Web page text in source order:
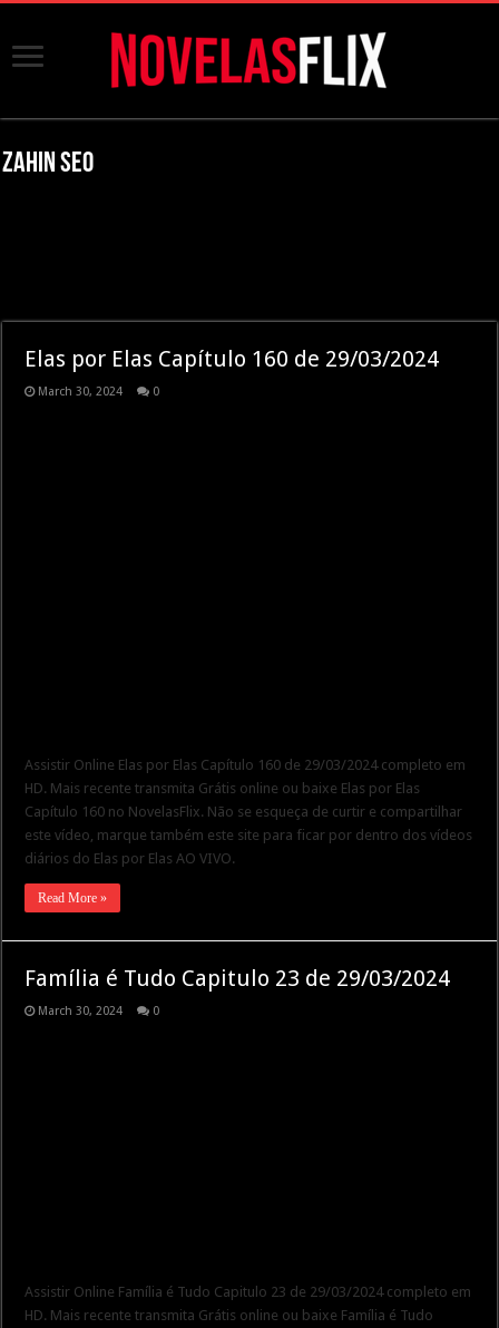
Zahin SEO
Elas por Elas Capítulo 160 de 29/03/2024
March 30, 2024 0
Assistir Online Elas por Elas Capítulo 160 de 29/03/2024 completo em
HD. Mais recente transmita Grátis online ou baixe Elas por Elas
Capítulo 160 no NovelasFlix. Não se esqueça de curtir e compartilhar
este vídeo, marque também este site para ficar por dentro dos vídeos
diários do Elas por Elas AO VIVO.
Read More »
Família é Tudo Capitulo 23 de 29/03/2024
March 30, 2024 0
Assistir Online Família é Tudo Capitulo 23 de 29/03/2024 completo em
HD. Mais recente transmita Grátis online ou baixe Família é Tudo